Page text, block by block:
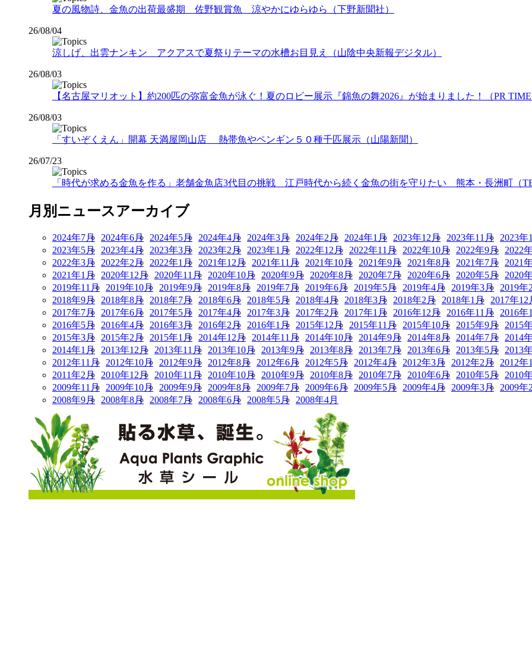
夏の風物詩、金魚の出荷最盛期 佐野観賞魚 涼やかにゆらゆら（下野新聞社）
26/08/04
涼しげ、出雲ナンキン アクアスで夏祭りテーマの水槽お目見え（山陰中央新報デジタル）
26/08/03
【名古屋マリオット】約200匹の弥富金魚が泳ぐ！夏のロビー展示『錦魚の舞2026』が始まりました！（PR
26/08/03
「すいぞくえん」開幕 天満屋岡山店 熱帯魚やペンギン５０種千匹展示（山陽新聞）
26/07/23
「時代が求める金魚を作る」老舗金魚店3代目の挑戦 江戸時代から続く金魚の街を守りたい 熊本・長洲町（
月別ニュースアーカイブ
2024年7月 2024年6月 2024年5月 2024年4月 2024年3月 2024年2月 2024年1月 2023年12月 2023年11月 2023年
2023年5月 2023年4月 2023年3月 2023年2月 2023年1月 2022年12月 2022年11月 2022年10月 2022年9月 2022
2022年3月 2022年2月 2022年1月 2021年12月 2021年11月 2021年10月 2021年9月 2021年8月 2021年7月 2021
2021年1月 2020年12月 2020年11月 2020年10月 2020年9月 2020年8月 2020年7月 2020年6月 2020年5月 2020
2019年11月 2019年10月 2019年9月 2019年8月 2019年7月 2019年6月 2019年5月 2019年4月 2019年3月 2019年
2018年9月 2018年8月 2018年7月 2018年6月 2018年5月 2018年4月 2018年3月 2018年2月 2018年1月 2017年12
2017年7月 2017年6月 2017年5月 2017年4月 2017年3月 2017年2月 2017年1月 2016年12月 2016年11月 2016年
2016年5月 2016年4月 2016年3月 2016年2月 2016年1月 2015年12月 2015年11月 2015年10月 2015年9月 2015
2015年3月 2015年2月 2015年1月 2014年12月 2014年11月 2014年10月 2014年9月 2014年8月 2014年7月 2014
2014年1月 2013年12月 2013年11月 2013年10月 2013年9月 2013年8月 2013年7月 2013年6月 2013年5月 2013
2012年11月 2012年10月 2012年9月 2012年8月 2012年6月 2012年5月 2012年4月 2012年3月 2012年2月 2012年
2011年2月 2010年12月 2010年11月 2010年10月 2010年9月 2010年8月 2010年7月 2010年6月 2010年5月 2010
2009年11月 2009年10月 2009年9月 2009年8月 2009年7月 2009年6月 2009年5月 2009年4月 2009年3月 2009年
2008年9月 2008年8月 2008年7月 2008年6月 2008年5月 2008年4月